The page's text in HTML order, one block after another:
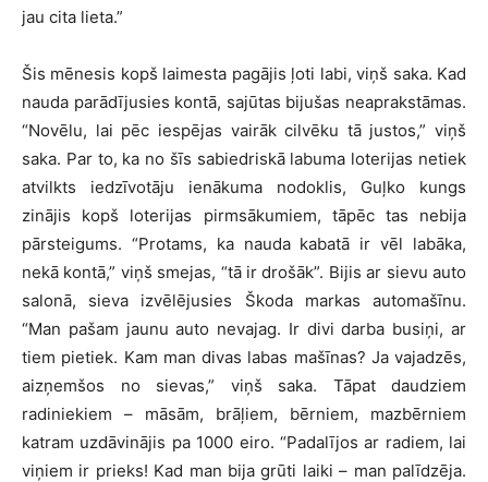
jau cita lieta.”
Šis mēnesis kopš laimesta pagājis ļoti labi, viņš saka. Kad
nauda parādījusies kontā, sajūtas bijušas neaprakstāmas.
“Novēlu, lai pēc iespējas vairāk cilvēku tā justos,” viņš
saka. Par to, ka no šīs sabiedriskā labuma loterijas netiek
atvilkts iedzīvotāju ienākuma nodoklis, Guļko kungs
zinājis kopš loterijas pirmsākumiem, tāpēc tas nebija
pārsteigums. “Protams, ka nauda kabatā ir vēl labāka,
nekā kontā,” viņš smejas, “tā ir drošāk”. Bijis ar sievu auto
salonā, sieva izvēlējusies Škoda markas automašīnu.
“Man pašam jaunu auto nevajag. Ir divi darba busiņi, ar
tiem pietiek. Kam man divas labas mašīnas? Ja vajadzēs,
aizņemšos no sievas,” viņš saka. Tāpat daudziem
radiniekiem – māsām, brāļiem, bērniem, mazbērniem
katram uzdāvinājis pa 1000 eiro. “Padalījos ar radiem, lai
viņiem ir prieks! Kad man bija grūti laiki – man palīdzēja.